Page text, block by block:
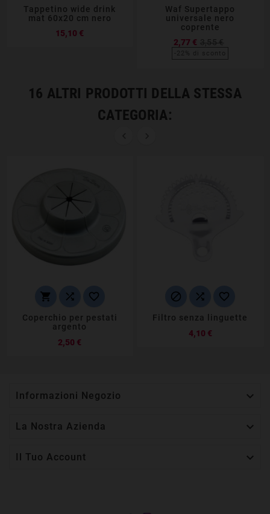
Tappetino wide drink
mat 60x20 cm nero
15,10 €
Waf Supertappo
universale nero
coprente
2,77 €
16 ALTRI PRODOTTI DELLA STESSA
CATEGORIA:
  
Coperchio per pestati
argento
2,50 €
  
Filtro senza linguette
4,10 €Prezzo
Informazioni Negozio 
La Nostra Azienda 
Il Tuo Account 